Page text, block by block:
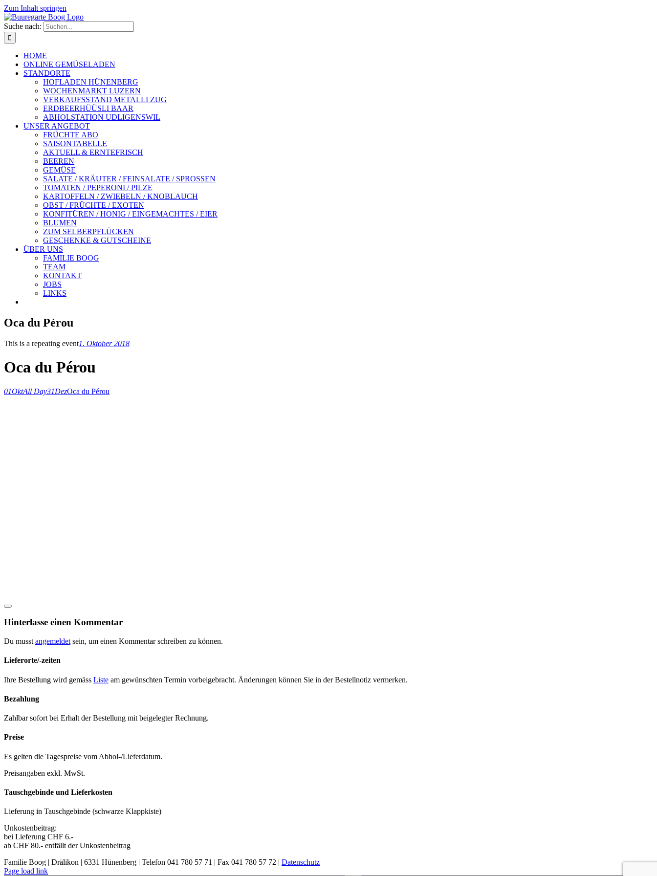
Zum Inhalt springen
Suche nach:
HOME
ONLINE GEMÜSELADEN
STANDORTE
HOFLADEN HÜNENBERG
WOCHENMARKT LUZERN
VERKAUFSSTAND METALLI ZUG
ERDBEERHÜÜSLI BAAR
ABHOLSTATION UDLIGENSWIL
UNSER ANGEBOT
FRÜCHTE ABO
SAISONTABELLE
AKTUELL & ERNTEFRISCH
BEEREN
GEMÜSE
SALATE / KRÄUTER / FEINSALATE / SPROSSEN
TOMATEN / PEPERONI / PILZE
KARTOFFELN / ZWIEBELN / KNOBLAUCH
OBST / FRÜCHTE / EXOTEN
KONFITÜREN / HONIG / EINGEMACHTES / EIER
BLUMEN
ZUM SELBERPFLÜCKEN
GESCHENKE & GUTSCHEINE
ÜBER UNS
FAMILIE BOOG
TEAM
KONTAKT
JOBS
LINKS
Oca du Pérou
This is a repeating event1. Oktober 2018
Oca du Pérou
01OktAll Day31DezOca du Pérou
Hinterlasse einen Kommentar
Du musst angemeldet sein, um einen Kommentar schreiben zu können.
Lieferorte/-zeiten
Ihre Bestel­lung wird gemäss Liste am gewün­scht­en Ter­min vor­beige­bracht. Änderun­gen kön­nen Sie in der Bestell­no­tiz ver­merken.
Bezahlung
Zahlbar sofort bei Erhalt der Bestel­lung mit beigelegter Rech­nung.
Preise
Es gel­ten die Tage­spreise vom Abhol-/Liefer­da­tum.
Preisangaben exkl. MwSt.
Tauschgebinde und Lieferkosten
Liefer­ung in Tauschge­binde (schwarze Klapp­kiste)
Unkosten­beitrag:
bei Liefer­ung CHF 6.-
ab CHF 80.- ent­fällt der Unkosten­beitrag
Familie Boog | Drälikon | 6331 Hünenberg | Telefon 041 780 57 71 | Fax 041 780 57 72 | Datenschutz
Page load link